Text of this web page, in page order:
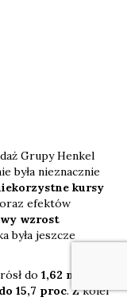
Grupy Henkel
była nieznacznie
kursy
efektów
wzrost
była jeszcze
do 1,62 mld
15,7 proc. Z kolei